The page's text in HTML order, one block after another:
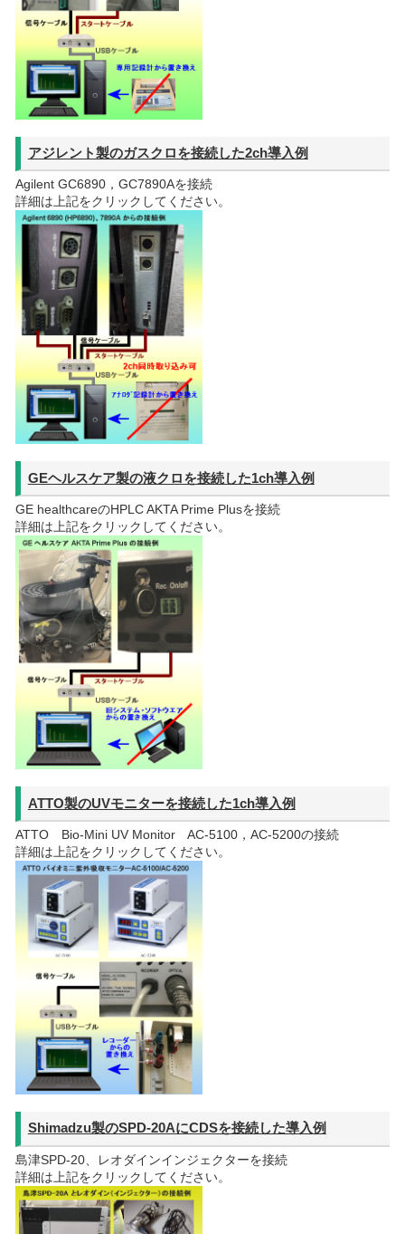
アジレント製のガスクロを接続した2ch導入例
Agilent GC6890，GC7890Aを接続
詳細は上記をクリックしてください。
GEヘルスケア製の液クロを接続した1ch導入例
GE healthcareのHPLC AKTA Prime Plusを接続
詳細は上記をクリックしてください。
ATTO製のUVモニターを接続した1ch導入例
ATTO Bio-Mini UV Monitor AC-5100，AC-5200の接続
詳細は上記をクリックしてください。
Shimadzu製のSPD-20AにCDSを接続した導入例
島津SPD-20、レオダインインジェクターを接続
詳細は上記をクリックしてください。